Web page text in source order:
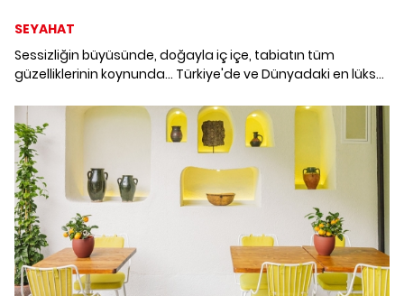
SEYAHAT
Sessizliğin büyüsünde, doğayla iç içe, tabiatın tüm
güzelliklerinin koynunda... Türkiye'de ve Dünyadaki en lüks
Geçirmekte olduğumuz sosyal mesafeli yeni normalin
getirilerine en uygunu, oldukça izole bir tatil anlayışı.
Dünyadan ve ülkemizden Glamping yerleri şimdi sizlerle.